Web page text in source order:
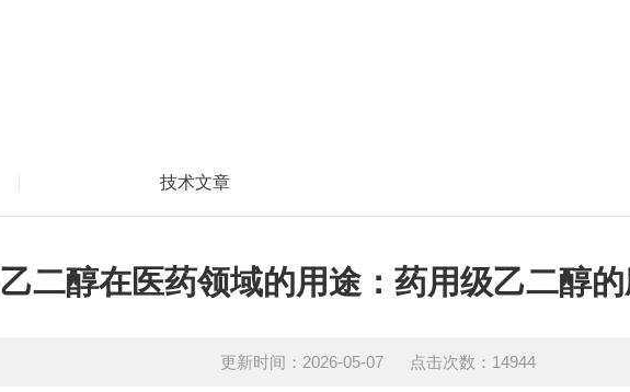
技术文章
乙二醇在医药领域的用途：药用级乙二醇
更新时间：2026-05-07 点击次数：14944